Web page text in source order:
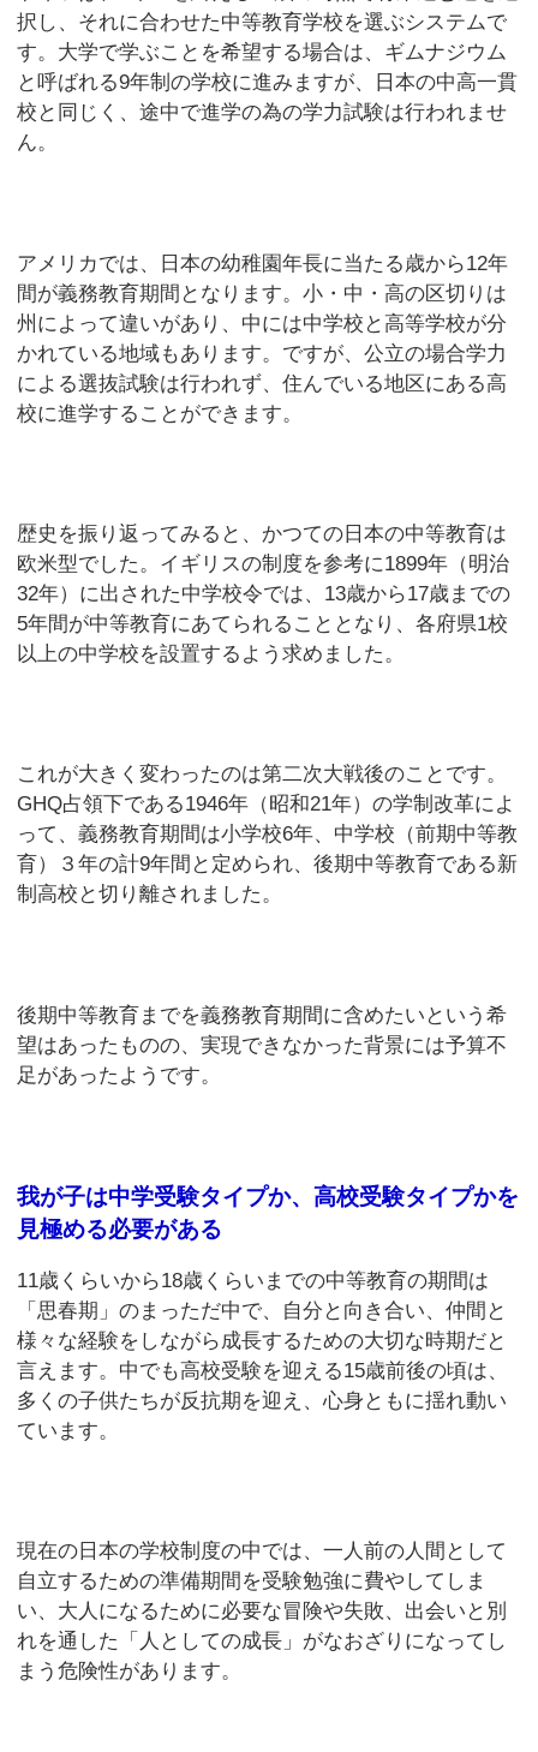
択し、それに合わせた中等教育学校を選ぶシステムで
す。大学で学ぶことを希望する場合は、ギムナジウム
と呼ばれる9年制の学校に進みますが、日本の中高一貫
校と同じく、途中で進学の為の学力試験は行われませ
ん。
アメリカでは、日本の幼稚園年長に当たる歳から12年
間が義務教育期間となります。小・中・高の区切りは
州によって違いがあり、中には中学校と高等学校が分
かれている地域もあります。ですが、公立の場合学力
による選抜試験は行われず、住んでいる地区にある高
校に進学することができます。
歴史を振り返ってみると、かつての日本の中等教育は
欧米型でした。イギリスの制度を参考に1899年（明治
32年）に出された中学校令では、13歳から17歳までの
5年間が中等教育にあてられることとなり、各府県1校
以上の中学校を設置するよう求めました。
これが大きく変わったのは第二次大戦後のことです。
GHQ占領下である1946年（昭和21年）の学制改革によ
って、義務教育期間は小学校6年、中学校（前期中等教
育）３年の計9年間と定められ、後期中等教育である新
制高校と切り離されました。
後期中等教育までを義務教育期間に含めたいという希
望はあったものの、実現できなかった背景には予算不
足があったようです。
我が子は中学受験タイプか、高校受験タイプかを
見極める必要がある
11歳くらいから18歳くらいまでの中等教育の期間は
「思春期」のまっただ中で、自分と向き合い、仲間と
様々な経験をしながら成長するための大切な時期だと
言えます。中でも高校受験を迎える15歳前後の頃は、
多くの子供たちが反抗期を迎え、心身ともに揺れ動い
ています。
現在の日本の学校制度の中では、一人前の人間として
自立するための準備期間を受験勉強に費やしてしま
い、大人になるために必要な冒険や失敗、出会いと別
れを通した「人としての成長」がなおざりになってし
まう危険性があります。